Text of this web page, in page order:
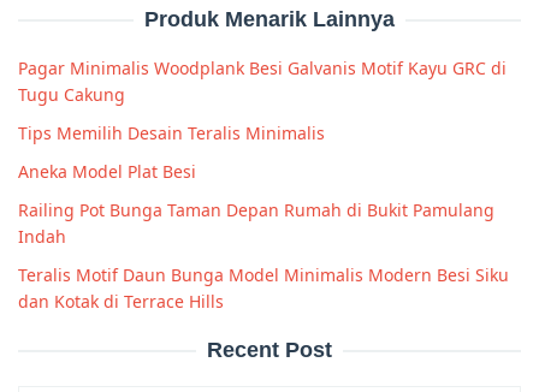
Produk Menarik Lainnya
Pagar Minimalis Woodplank Besi Galvanis Motif Kayu GRC di
Tugu Cakung
Tips Memilih Desain Teralis Minimalis
Aneka Model Plat Besi
Railing Pot Bunga Taman Depan Rumah di Bukit Pamulang
Indah
Teralis Motif Daun Bunga Model Minimalis Modern Besi Siku
dan Kotak di Terrace Hills
Recent Post